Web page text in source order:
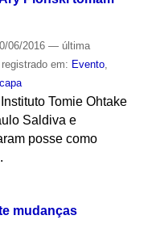
06/2016 — última
em: Evento,
capa
Tomie Ohtake
Saldiva e
posse como
mudanças